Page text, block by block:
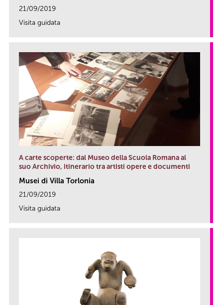
21/09/2019
Visita guidata
A carte scoperte: dal Museo della Scuola Romana al
suo Archivio, itinerario tra artisti opere e documenti
Musei di Villa Torlonia
21/09/2019
Visita guidata